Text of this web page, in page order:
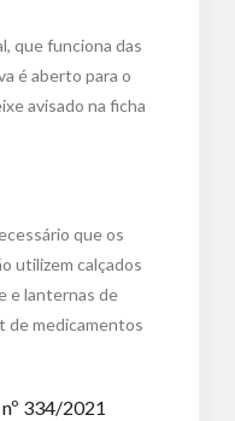
que funciona das
é aberto para o
avisado na ficha
que os
utilizem calçados
e lanternas de
de medicamentos
334/2021